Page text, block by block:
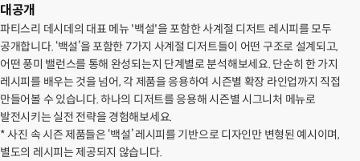
대공개
파티스리 데시데의 대표 메뉴 '백설'을 포함한 사계절 디저트 레시피를 모두
공개합니다. ‘백설’을 포함한 7가지 사계절 디저트들이 어떤 구조로 설계되고,
어떤 풍미 밸런스를 통해 완성되는지 단계별로 분석해보세요. 단순히 한 가지
레시피를 배우는 것을 넘어, 각 제품을 응용하여 시즌별 확장 라인업까지 직접
만들어볼 수 있습니다. 하나의 디저트를 응용해 시즌별 시그니처 메뉴로
발전시키는 실전 전략을 경험해보세요.
* 사진 속 시즌 제품들은 ‘백설’ 레시피를 기반으로 디자인만 변형된 예시이며,
별도의 레시피는 제공되지 않습니다.